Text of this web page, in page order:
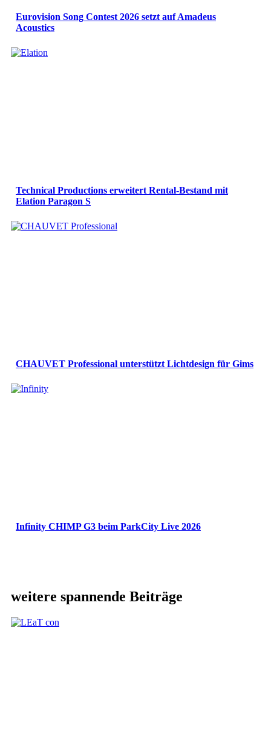
Eurovision Song Contest 2026 setzt auf Amadeus
Acoustics
Technical Productions erweitert Rental-Bestand mit
Elation Paragon S
CHAUVET Professional unterstützt Lichtdesign für Gims
Infinity CHIMP G3 beim ParkCity Live 2026
weitere spannende Beiträge